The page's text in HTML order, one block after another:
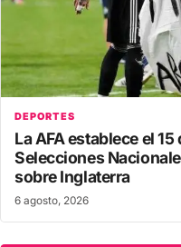
DEPORTES
La AFA establece el
Selecciones
sobre Inglaterra
6 agosto, 2026